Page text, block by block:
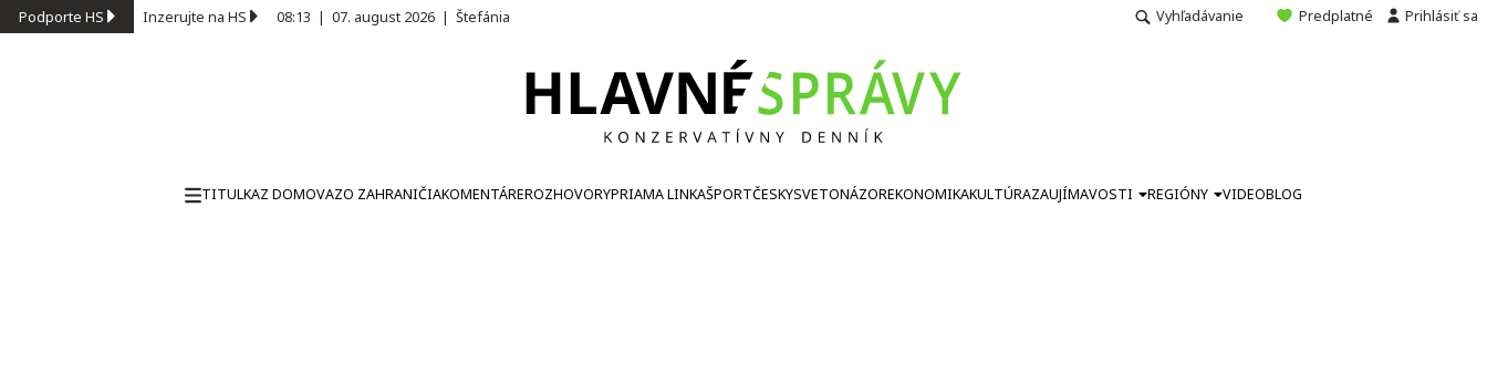
Podporte HS Inzerujte na HS 08:13 | 07. august 2026 | Štefánia Vyhľadávanie Predplatné Prihlásiť sa
TITULKAZ DOMOVAZO ZAHRANIČIAKOMENTÁREROZHOVORYPRIAMA LINKAŠPORTČESKYSVETONÁZOREKONOMIKAKULTÚRAZAUJÍMAVOSTI REGIÓNY VIDEOBLOG